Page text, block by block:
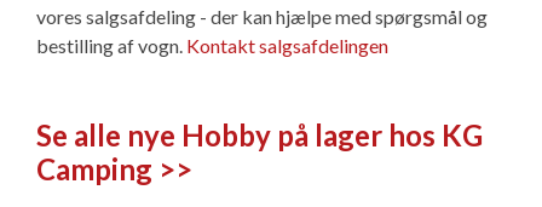
vores salgsafdeling - der kan hjælpe med spørgsmål og
bestilling af vogn. Kontakt salgsafdelingen
Se alle nye Hobby på lager hos KG
Camping >>